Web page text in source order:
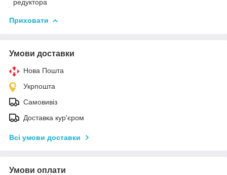
редуктора
Приховати
Умови доставки
Нова Пошта
Укрпошта
Самовивіз
Доставка кур'єром
Всі умови доставки
Умови оплати